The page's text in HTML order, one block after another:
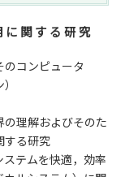
関する研究
コンピュータ
の理解およびそのた
する研究
ステムを快適，効率